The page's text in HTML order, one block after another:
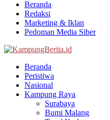
Beranda
Redaksi
Marketing & Iklan
Pedoman Media Siber
Beranda
Peristiwa
Nasional
Kampung Raya
Surabaya
Bumi Malang